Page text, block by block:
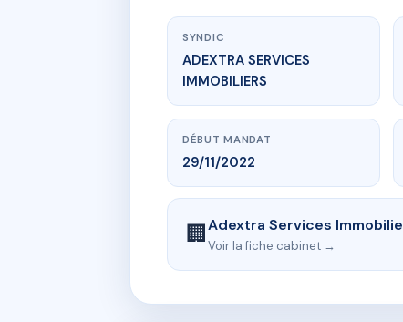
SYNDIC
ADEXTRA SERVICES
IMMOBILIERS
DÉBUT MANDAT
29/11/2022
🏢Adextra Services Immobilie
Voir la fiche cabinet →